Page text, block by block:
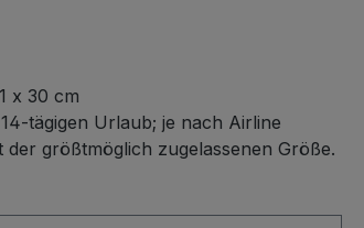
x 30 cm
tägigen Urlaub; je nach Airline
der größtmöglich zugelassenen Größe.